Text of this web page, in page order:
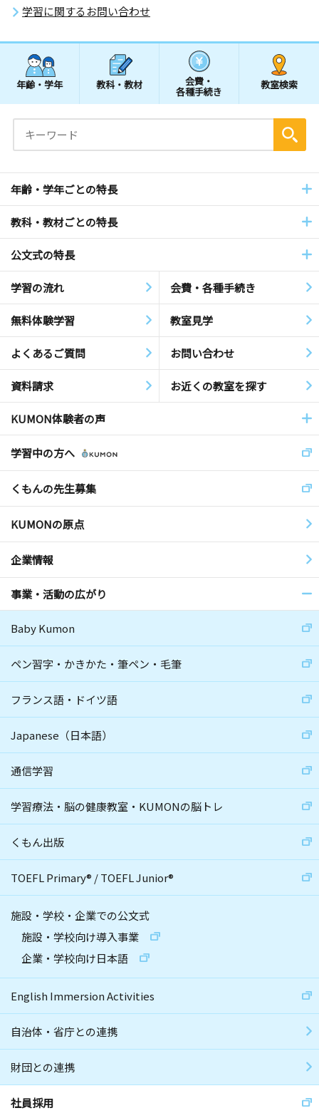
学習に関するお問い合わせ
年齢・学年 教科・教材 会費・
各種手続き
教室検索
年齢・学年ごとの特長
教科・教材ごとの特長
公文式の特長
学習の流れ 会費・各種手続き
無料体験学習 教室見学
よくあるご質問 お問い合わせ
資料請求 お近くの教室を探す
KUMON体験者の声
学習中の方へ
くもんの先生募集
KUMONの原点
企業情報
事業・活動の広がり
Baby Kumon
ペン習字・かきかた・筆ペン・毛筆
フランス語・ドイツ語
Japanese（日本語）
通信学習
学習療法・脳の健康教室・KUMONの脳トレ
くもん出版
TOEFL Primary® /TOEFL Junior®
施設・学校・企業での公文式
施設・学校向け導入事業
企業・学校向け日本語
English Immersion Activities
自治体・省庁との連携
財団との連携
社員採用